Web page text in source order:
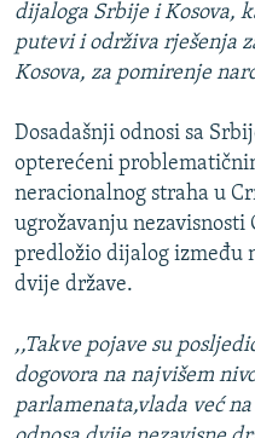
dijaloga Srbije i Kosova,
putevi i održiva rješenja
Kosova, za pomirenje
Dosadašnji odnosi sa
opterećeni
neracionalnog straha u
ugrožavanju nezavisnosti
predložio dijalog između
dvije države.
,,Takve pojave su
dogovora na najvišem
parlamenata,vlada već